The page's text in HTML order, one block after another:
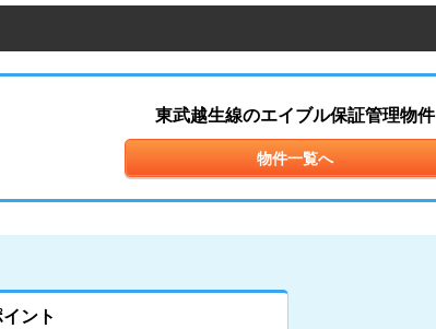
東武越生線のエイブル保証管理物件
物件一覧へ
ント